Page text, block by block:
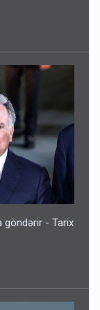
göndərir - Tarix